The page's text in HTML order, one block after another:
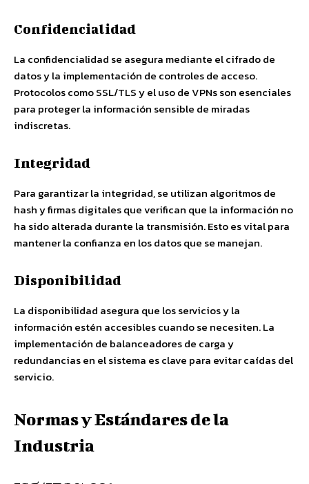
Confidencialidad
La confidencialidad se asegura mediante el cifrado de
datos y la implementación de controles de acceso.
Protocolos como SSL/TLS y el uso de VPNs son esenciales
para proteger la información sensible de miradas
indiscretas.
Integridad
Para garantizar la integridad, se utilizan algoritmos de
hash y firmas digitales que verifican que la información no
ha sido alterada durante la transmisión. Esto es vital para
mantener la confianza en los datos que se manejan.
Disponibilidad
La disponibilidad asegura que los servicios y la
información estén accesibles cuando se necesiten. La
implementación de balanceadores de carga y
redundancias en el sistema es clave para evitar caídas del
servicio.
Normas y Estándares de la
Industria